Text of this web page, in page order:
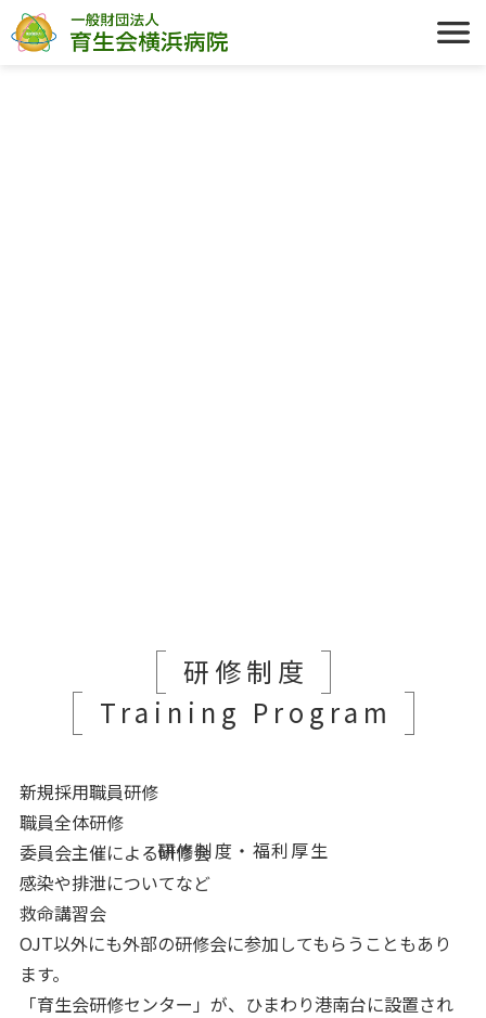
研修制度・福利厚生
研修制度
Training Program
新規採用職員研修
職員全体研修
委員会主催による研修会
感染や排泄についてなど
救命講習会
OJT以外にも外部の研修会に参加してもらうこともあり
ます。
「育生会研修センター」が、ひまわり港南台に設置され